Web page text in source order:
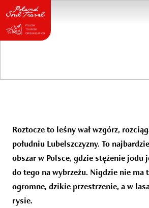
Roztocze to leśny wał wzgórz,
południu Lubelszczyzny. To
obszar w Polsce, gdzie stężenie
do tego na wybrzeżu. Nigdzie nie ma
ogromne, dzikie przestrzenie, a w
rysie.